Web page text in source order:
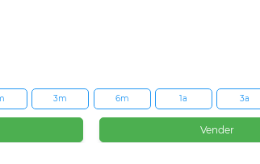
3m 6m 1a 3a
Vender